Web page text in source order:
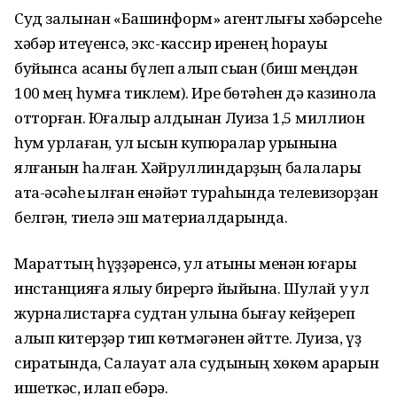
Суд залынан «Башинформ» агентлығы хәбәрсеһе
хәбәр итеүенсә, экс-кассир иренең һорауы
буйынса аҡсаны бүлеп алып сыҡҡан (биш меңдән
100 мең һумға тиклем). Ире бөтәһен дә казинола
отторған. Юғалыр алдынан Луиза 1,5 миллион
һум урлаған, ул ысын купюралар урынына
ялғанын һалған. Хәйруллиндарҙың балалары
ата-әсәһе ҡылған енәйәт тураһында телевизорҙан
белгән, тиелә эш материалдарында.
Мараттың һүҙҙәренсә, ул ҡатыны менән юғары
инстанцияға ялыу бирергә йыйына. Шулай уҡ ул
журналистарға судтан ҡулына бығау кейҙереп
алып китерҙәр тип көтмәгәнен әйтте. Луиза, үҙ
сиратында, Салауат ҡала судының хөкөм ҡарарын
ишеткәс, илап ебәрә.